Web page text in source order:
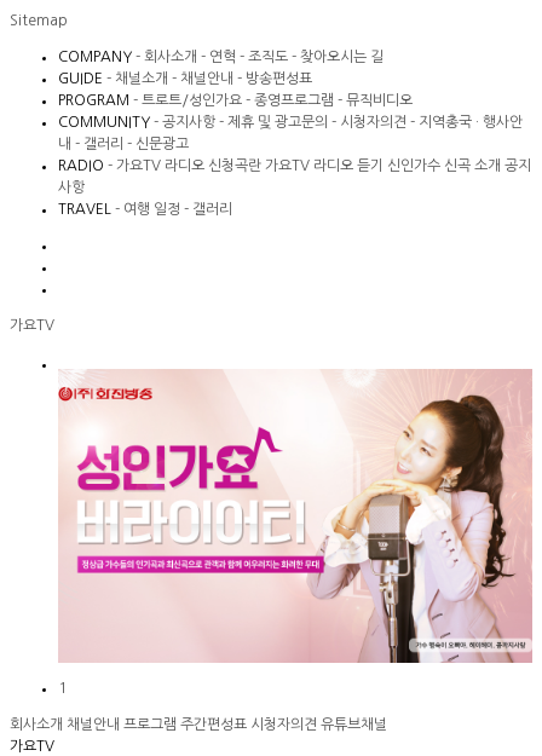
Sitemap
COMPANY - 회사소개 - 연혁 - 조직도 - 찾아오시는 길
GUIDE - 채널소개 - 채널안내 - 방송편성표
PROGRAM - 트로트/성인가요 - 종영프로그램 - 뮤직비디오
COMMUNITY - 공지사항 - 제휴 및 광고문의 - 시청자의견 - 지역총국 · 행사안
내 - 갤러리 - 신문광고
RADIO - 가요TV 라디오 신청곡란 가요TV 라디오 듣기 신인가수 신곡 소개 공지
사항
TRAVEL
- 여행 일정 - 갤러리
가요TV
1
회사소개 채널안내 프로그램 주간편성표 시청자의견 유튜브채널
가요TV